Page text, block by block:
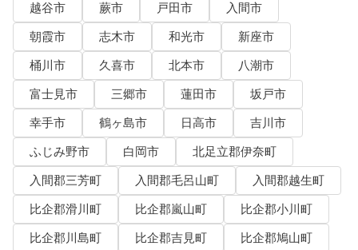
越谷市
蕨市 戸田市
入間市
朝霞市
志木市 和光市
新座市
桶川市
久喜市 北本市
八潮市
富士見市
三郷市 蓮田市
坂戸市
幸手市
鶴ヶ島市 日高市
吉川市
ふじみ野市
白岡市
北足立郡伊奈町
入間郡三芳町
入間郡毛呂山町
入間郡越生町
比企郡滑川町
比企郡嵐山町
比企郡小川町
比企郡川島町
比企郡吉見町
比企郡鳩山町